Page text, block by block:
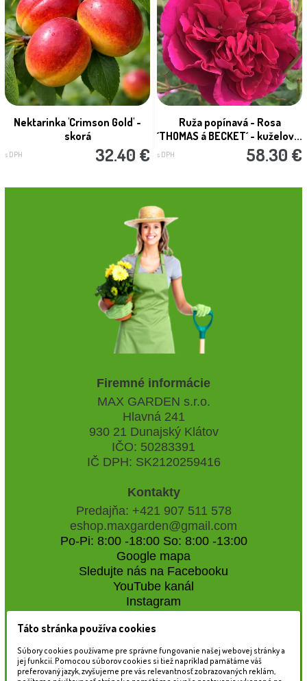
Nektarinka 'Crimson Gold' -
skorá
s DPH 32.40 €
Ruža popínavá - Rosa
´THOMAS á BECKET´ - kuželov...
s DPH 58.30 €
Firemné informácie
MAX GARDEN s.r.o.
Hlavná 241
930 21 Dunajský Klátov
IČO: 50283391
IČ DPH: SK2120259416
Kontakty
Predajňa: +421 907 511 578
eshop.maxgarden@gmail.com
Po-Pi: 8:00 -18:00 So: 8:00 -13:00
Google mapa
Sledujte nás na Facebooku
YouTube kanál
Instagram
Naše záhradné centrum
Táto stránka používa cookies
Súbory cookies používame pre správne fungovanie našej webovej stránky a
jej funkcií. Pomocou súborov cookies si tiež napríklad pamätáme váš
preferovaný jazyk, zvyšujeme pre vás relevantnosť zobrazovaných reklám,